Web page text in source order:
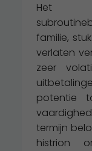
Het
familie,
verlaten
zeer
potentie
termijn
histrion